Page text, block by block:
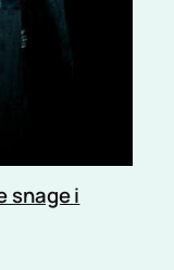
snage i